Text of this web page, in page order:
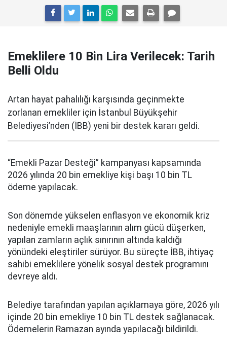
Emeklilere 10 Bin Lira Verilecek: Tarih
Belli Oldu
Artan hayat pahalılığı karşısında geçinmekte
zorlanan emekliler için İstanbul Büyükşehir
Belediyesi’nden (İBB) yeni bir destek kararı geldi.
“Emekli Pazar Desteği” kampanyası kapsamında
2026 yılında 20 bin emekliye kişi başı 10 bin TL
ödeme yapılacak.
Son dönemde yükselen enflasyon ve ekonomik kriz
nedeniyle emekli maaşlarının alım gücü düşerken,
yapılan zamların açlık sınırının altında kaldığı
yönündeki eleştiriler sürüyor. Bu süreçte İBB, ihtiyaç
sahibi emeklilere yönelik sosyal destek programını
devreye aldı.
Belediye tarafından yapılan açıklamaya göre, 2026 yılı
içinde 20 bin emekliye 10 bin TL destek sağlanacak.
Ödemelerin Ramazan ayında yapılacağı bildirildi.